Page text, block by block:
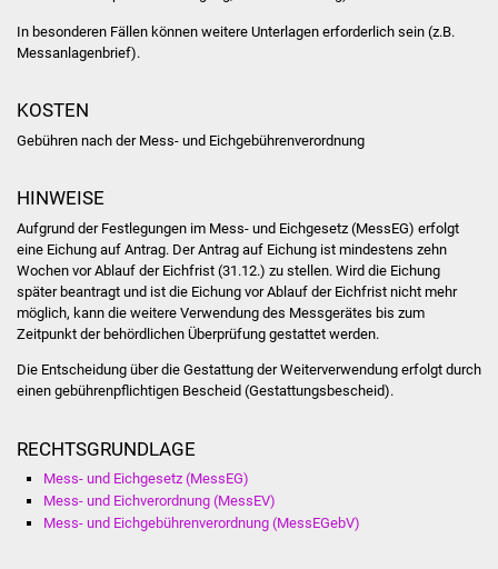
Hitzewarnung / UV-
Index
ÖPNV
Abfall und Entsorgung
Veranstaltungen
In besonderen Fällen können weitere Unterlagen erforderlich sein (z.B.
Messanlagenbrief).
KOSTEN
Gebühren nach der Mess- und Eichgebührenverordnung
HINWEISE
Aufgrund der Festlegungen im Mess- und Eichgesetz (MessEG) erfolgt
eine Eichung auf Antrag. Der Antrag auf Eichung ist mindestens zehn
Wochen vor Ablauf der Eichfrist (31.12.) zu stellen. Wird die Eichung
später beantragt und ist die Eichung vor Ablauf der Eichfrist nicht mehr
möglich, kann die weitere Verwendung des Messgerätes bis zum
Zeitpunkt der behördlichen Überprüfung gestattet werden.
Die Entscheidung über die Gestattung der Weiterverwendung erfolgt durch
einen gebührenpflichtigen Bescheid (Gestattungsbescheid).
RECHTSGRUNDLAGE
Mess- und Eichgesetz (MessEG)
Mess- und Eichverordnung (MessEV)
Mess- und Eichgebührenverordnung (MessEGebV)